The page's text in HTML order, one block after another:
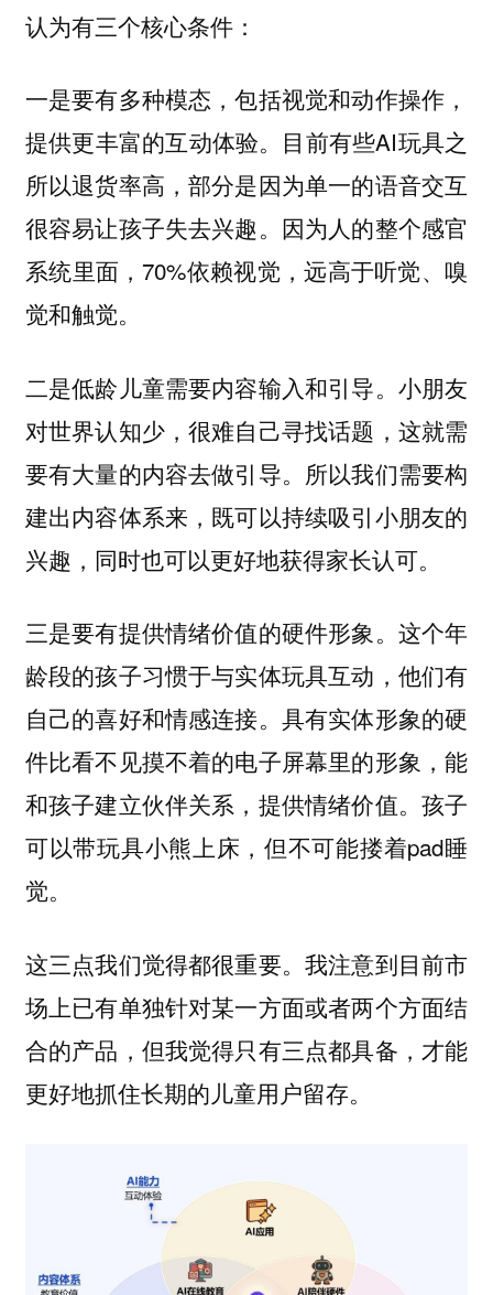
认为有三个核心条件：
一是要有多种模态，包括视觉和动作操作，
提供更丰富的互动体验。 目前有些AI玩具之
所以退货率高，部分是因为单一的语音交互
很容易让孩子失去兴趣。因为人的整个感官
系统里面，70%依赖视觉，远高于听觉、嗅
觉和触觉。
二是低龄儿童需要内容输入和引导。 小朋友
对世界认知少，很难自己寻找话题，这就需
要有大量的内容去做引导。所以我们需要构
建出内容体系来，既可以持续吸引小朋友的
兴趣，同时也可以更好地获得家长认可。
三是要有提供情绪价值的硬件形象。 这个年
龄段的孩子习惯于与实体玩具互动，他们有
自己的喜好和情感连接。具有实体形象的硬
件比看不见摸不着的电子屏幕里的形象，能
和孩子建立伙伴关系，提供情绪价值。孩子
可以带玩具小熊上床，但不可能搂着pad睡
觉。
这三点我们觉得都很重要。我注意到目前市
场上已有单独针对某一方面或者两个方面结
合的产品，但我觉得只有三点都具备，才能
更好地抓住长期的儿童用户留存。